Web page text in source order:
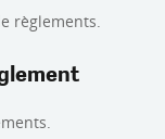
règlements.